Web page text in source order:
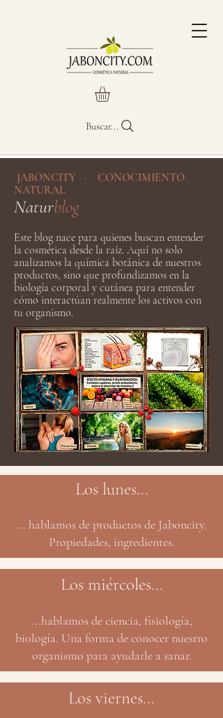
Buscar...
JABONCITY · CONOCIMIENTO
NATURAL
Naturblog
Este blog nace para quienes buscan entender
la cosmética desde la raíz. Aquí no solo
analizamos la química botánica de nuestros
productos, sino que profundizamos en la
biología corporal y cutánea para entender
cómo interactúan realmente los activos con
tu organismo.
Los lunes...
... hablamos de productos de Jaboncity.
Propiedades, ingredientes.
Los miércoles...
...hablamos de ciencia, fisiología,
biología. Una forma de conocer nuestro
organismo para ayudarle a sanar.
Los viernes...